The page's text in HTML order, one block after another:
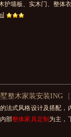
护墙板、实木门、整体
整木家装安装ING
法式风格设计及搭配
部整体家具定制 为主，